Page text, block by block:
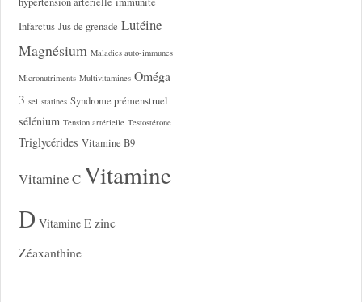
Infarctus Jus de grenade Lutéine
Magnésium Maladies auto-immunes
Micronutriments Multivitamines Oméga
3 sel statines Syndrome prémenstruel
sélénium Tension artérielle Testostérone
Triglycérides Vitamine B9
Vitamine CVitamine
D Vitamine E zinc
Zéaxanthine